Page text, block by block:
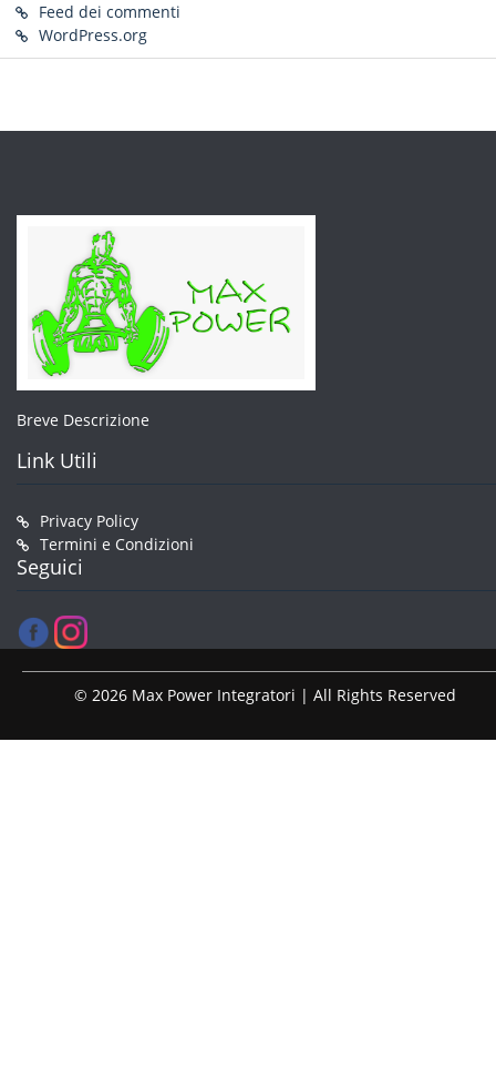
Feed dei commenti
WordPress.org
Breve Descrizione
Link Utili
Privacy Policy
Termini e Condizioni
Seguici
© 2026 Max Power Integratori | All Rights Reserved